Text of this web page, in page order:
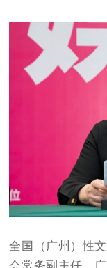
全国（广州）性